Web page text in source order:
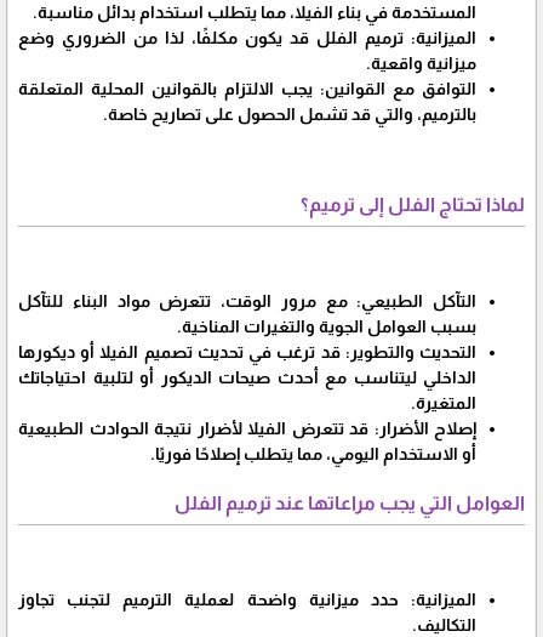
المستخدمة في بناء الفيلا، مما يتطلب استخدام بدائل مناسبة.
الميزانية: ترميم الفلل قد يكون مكلفًا، لذا من الضروري وضع
ميزانية واقعية.
التوافق مع القوانين: يجب الالتزام بالقوانين المحلية المتعلقة
بالترميم، والتي قد تشمل الحصول على تصاريح خاصة.
لماذا تحتاج الفلل إلى ترميم؟
التآكل الطبيعي: مع مرور الوقت، تتعرض مواد البناء للتآكل
بسبب العوامل الجوية والتغيرات المناخية.
التحديث والتطوير: قد ترغب في تحديث تصميم الفيلا أو ديكورها
الداخلي ليتناسب مع أحدث صيحات الديكور أو لتلبية احتياجاتك
المتغيرة.
إصلاح الأضرار: قد تتعرض الفيلا لأضرار نتيجة الحوادث الطبيعية
أو الاستخدام اليومي، مما يتطلب إصلاحًا فوريًا.
العوامل التي يجب مراعاتها عند ترميم الفلل
الميزانية: حدد ميزانية واضحة لعملية الترميم لتجنب تجاوز
التكاليف.